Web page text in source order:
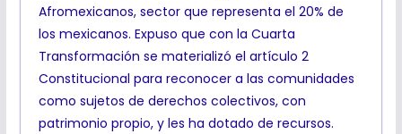
Afromexicanos, sector que representa el 20% de
los mexicanos. Expuso que con la Cuarta
Transformación se materializó el artículo 2
Constitucional para reconocer a las comunidades
como sujetos de derechos colectivos, con
patrimonio propio, y les ha dotado de recursos.